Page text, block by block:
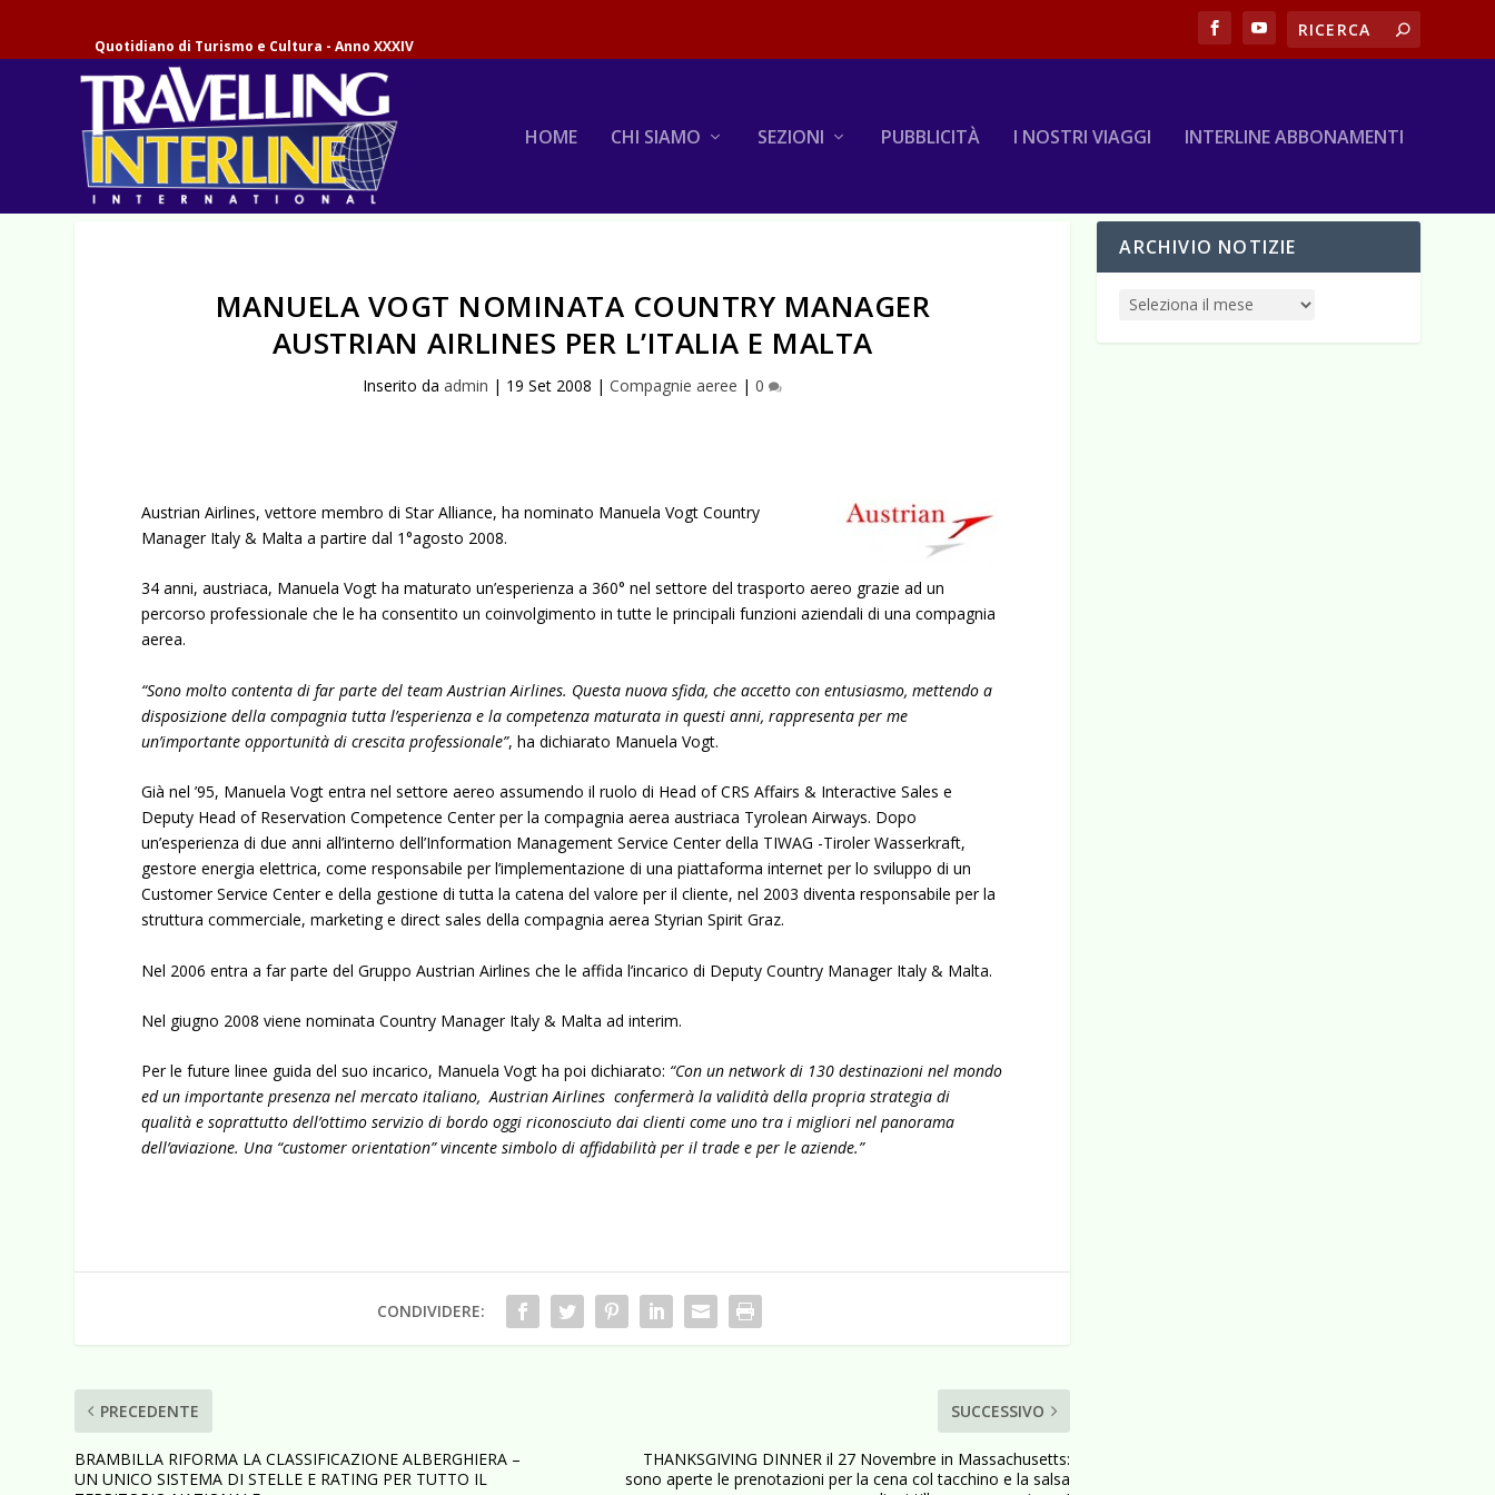
Quotidiano di Turismo e Cultura - Anno XXXIV
HOME CHI SIAMO SEZIONI PUBBLICITÀ I NOSTRI VIAGGI INTERLINE ABBONAMENTI
MANUELA VOGT NOMINATA COUNTRY MANAGER
AUSTRIAN AIRLINES PER L’ITALIA E MALTA
Inserito daadmin | 19 Set 2008 |Compagnie aeree |0
Austrian Airlines, vettore membro di Star Alliance, ha nominato Manuela Vogt Country
Manager Italy & Malta a partire dal 1°agosto 2008.
34 anni, austriaca, Manuela Vogt ha maturato un’esperienza a 360° nel settore del trasporto aereo grazie ad un
percorso professionale che le ha consentito un coinvolgimento in tutte le principali funzioni aziendali di una compagnia
aerea.
“Sono molto contenta di far parte del team Austrian Airlines. Questa nuova sfida, che accetto con entusiasmo, mettendo a
disposizione della compagnia tutta l’esperienza e la competenza maturata in questi anni, rappresenta per me
un’importante opportunità di crescita professionale”, ha dichiarato Manuela Vogt.
Già nel ’95, Manuela Vogt entra nel settore aereo assumendo il ruolo di Head of CRS Affairs & Interactive Sales e
Deputy Head of Reservation Competence Center per la compagnia aerea austriaca Tyrolean Airways. Dopo
un’esperienza di due anni all’interno dell’Information Management Service Center della TIWAG -Tiroler Wasserkraft,
gestore energia elettrica, come responsabile per l’implementazione di una piattaforma internet per lo sviluppo di un
Customer Service Center e della gestione di tutta la catena del valore per il cliente, nel 2003 diventa responsabile per la
struttura commerciale, marketing e direct sales della compagnia aerea Styrian Spirit Graz.
Nel 2006 entra a far parte del Gruppo Austrian Airlines che le affida l’incarico di Deputy Country Manager Italy & Malta.
Nel giugno 2008 viene nominata Country Manager Italy & Malta ad interim.
Per le future linee guida del suo incarico, Manuela Vogt ha poi dichiarato: “Con un network di 130 destinazioni nel mondo
ed un importante presenza nel mercato italiano, Austrian Airlines confermerà la validità della propria strategia di
qualità e soprattutto dell’ottimo servizio di bordo oggi riconosciuto dai clienti come uno tra i migliori nel panorama
dell’aviazione. Una “customer orientation” vincente simbolo di affidabilità per il trade e per le aziende.”
CONDIVIDERE:
PRECEDENTE
BRAMBILLA RIFORMA LA CLASSIFICAZIONE ALBERGHIERA –
UN UNICO SISTEMA DI STELLE E RATING PER TUTTO IL
SUCCESSIVO
THANKSGIVING DINNER il 27 Novembre in Massachusetts:
sono aperte le prenotazioni per la cena col tacchino e la salsa
ARCHIVIO NOTIZIE